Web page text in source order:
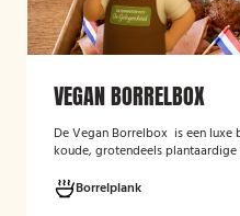
VEGAN BORRELBOX
DeVegan Borrelbox is een
koude, grotendeels
groenten, crostini’s en andere
serveerklaar zijn voor een feest,
Borrelplank